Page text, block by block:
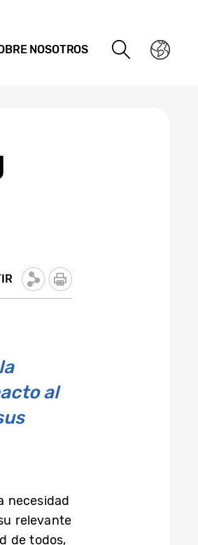
NOSOTROS
al
necesidad
relevante
de todos,